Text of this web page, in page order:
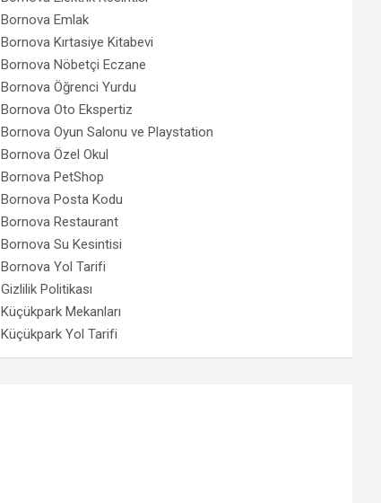
Bornova Emlak
Bornova Kırtasiye Kitabevi
Bornova Nöbetçi Eczane
Bornova Öğrenci Yurdu
Bornova Oto Ekspertiz
Bornova Oyun Salonu ve Playstation
Bornova Özel Okul
Bornova PetShop
Bornova Posta Kodu
Bornova Restaurant
Bornova Su Kesintisi
Bornova Yol Tarifi
Gizlilik Politikası
Küçükpark Mekanları
Küçükpark Yol Tarifi